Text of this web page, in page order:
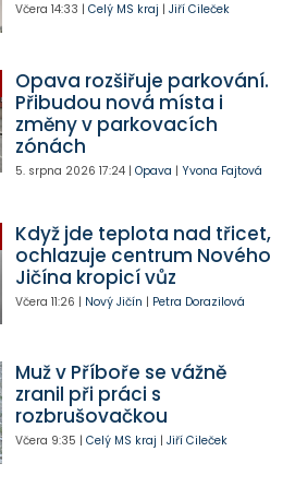
Včera 14:33 | Celý MS kraj | Jiří Cileček
Opava rozšiřuje parkování.
Přibudou nová místa i
změny v parkovacích
zónách
5. srpna 2026 17:24| Opava | Yvona Fajtová
Když jde teplota nad třicet,
ochlazuje centrum Nového
Jičína kropicí vůz
Včera 11:26 | Nový Jičín | Petra Dorazilová
Muž v Příboře se vážně
zranil při práci s
rozbrušovačkou
Včera 9:35 | Celý MS kraj | Jiří Cileček